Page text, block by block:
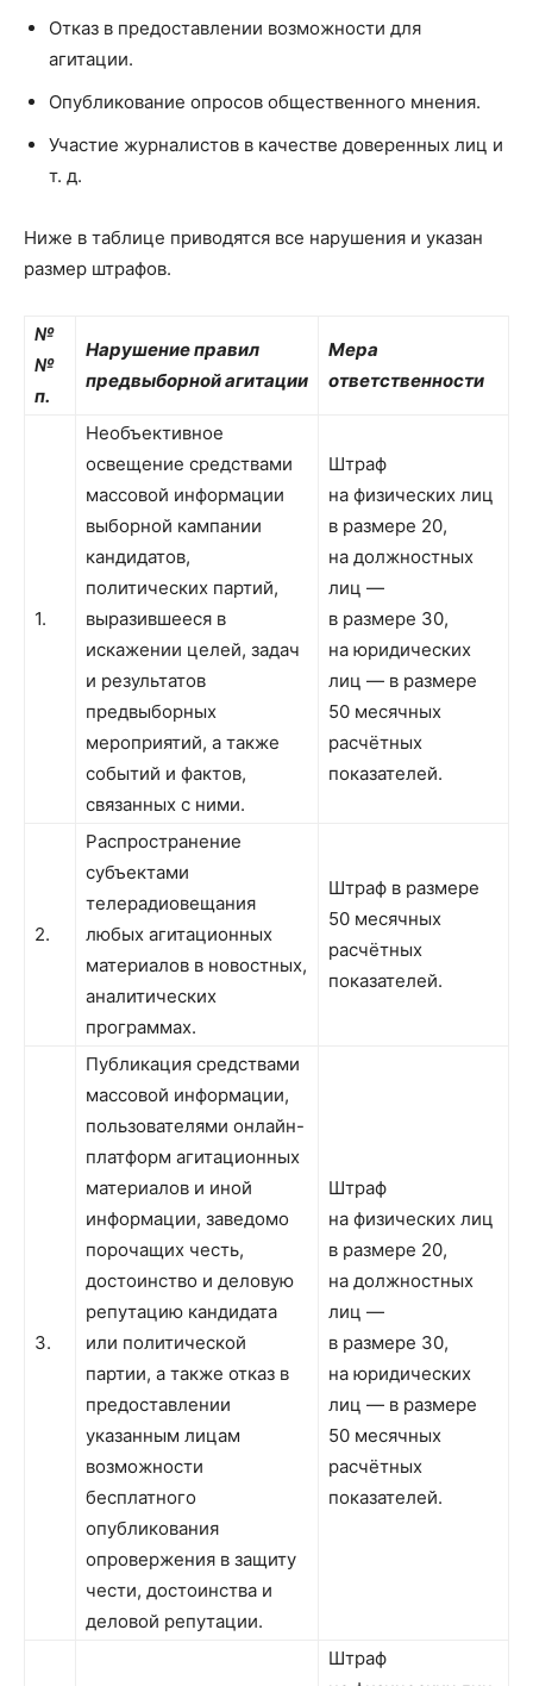
Отказ в предоставлении возможности для
агитации.
Опубликование опросов общественного мнения.
Участие журналистов в качестве доверенных лиц и
т. д.
Ниже в таблице приводятся все нарушения и указан
размер штрафов.
№
№
п.
Нарушение правил
предвыборной агитации
Мера
ответственности
1.
Необъективное
освещение средствами
массовой информации
выборной кампании
кандидатов,
политических партий,
выразившееся в
искажении целей, задач
и результатов
предвыборных
мероприятий, а также
событий и фактов,
связанных с ними.
Штраф
на физических лиц
в размере 20,
на должностных
лиц —
в размере 30,
на юридических
лиц — в размере
50 месячных
расчётных
показателей.
2.
Распространение
субъектами
телерадиовещания
любых агитационных
материалов в новостных,
аналитических
программах.
Штраф в размере
50 месячных
расчётных
показателей.
3.
Публикация средствами
массовой информации,
пользователями онлайн-
платформ агитационных
материалов и иной
информации, заведомо
порочащих честь,
достоинство и деловую
репутацию кандидата
или политической
партии, а также отказ в
предоставлении
указанным лицам
возможности
бесплатного
опубликования
опровержения в защиту
чести, достоинства и
деловой репутации.
Штраф
на физических лиц
в размере 20,
на должностных
лиц —
в размере 30,
на юридических
лиц — в размере
50 месячных
расчётных
показателей.
Штраф